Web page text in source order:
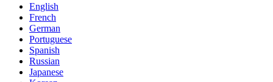
English
French
German
Portuguese
Spanish
Russian
Japanese